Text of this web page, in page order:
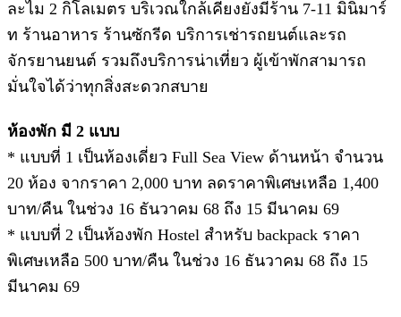
ละไม 2 กิโลเมตร บริเวณใกล้เคียงยังมีร้าน 7-11 มินิมาร์
ท ร้านอาหาร ร้านซักรีด บริการเช่ารถยนต์และรถ
จักรยานยนต์ รวมถึงบริการน่าเที่ยว ผู้เข้าพักสามารถ
มั่นใจได้ว่าทุกสิ่งสะดวกสบาย
ห้องพัก มี 2 แบบ
* แบบที่ 1 เป็นห้องเดี่ยว Full Sea View ด้านหน้า จำนวน
20 ห้อง จากราคา 2,000 บาท ลดราคาพิเศษเหลือ 1,400
บาท/คืน ในช่วง 16 ธันวาคม 68 ถึง 15 มีนาคม 69
* แบบที่ 2 เป็นห้องพัก Hostel สำหรับ backpack ราคา
พิเศษเหลือ 500 บาท/คืน ในช่วง 16 ธันวาคม 68 ถึง 15
มีนาคม 69